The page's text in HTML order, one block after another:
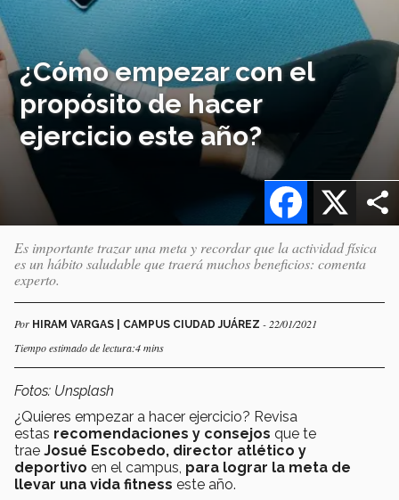
¿Cómo empezar con el
propósito de hacer
ejercicio este año?
X
Facebook
Es importante trazar una meta y recordar que la actividad física
es un hábito saludable que traerá muchos beneficios: comenta
experto.
Por HIRAM VARGAS | CAMPUS CIUDAD JUÁREZ - 22/01/2021
Tiempo estimado de lectura:4 mins
Fotos: Unsplash
¿Quieres empezar a hacer ejercicio? Revisa
estas recomendaciones y consejos que te
trae Josué Escobedo, director atlético y
deportivo en el campus, para lograr la meta de
llevar una vida fitness este año.